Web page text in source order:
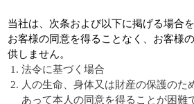
当社は、次条および以下に掲げる場合
お客様の同意を得ることなく、お客様
供しません。
法令に基づく場合
人の生命、身体又は財産の保護のた
あって本人の同意を得ることが困難